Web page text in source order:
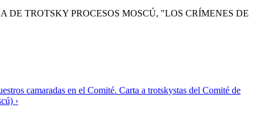
TROTSKY PROCESOS MOSCÚ, "LOS CRÍMENES DE
camaradas en el Comité. Carta a trotskystas del Comité de
›